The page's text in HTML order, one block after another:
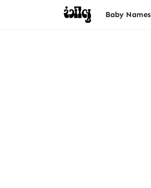
Baby Names